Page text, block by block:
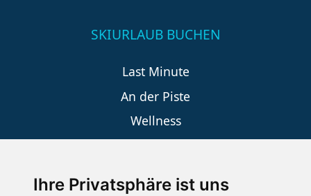
Ihre Privatsphäre ist uns
SKIURLAUB BUCHEN
Last Minute
An der Piste
Wellness
SCHNEEHÖHEN SKI APP